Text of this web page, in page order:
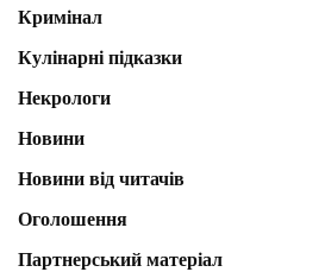
Кримінал
Кулінарні підказки
Некрологи
Новини
Новини від читачів
Оголошення
Партнерський матеріал